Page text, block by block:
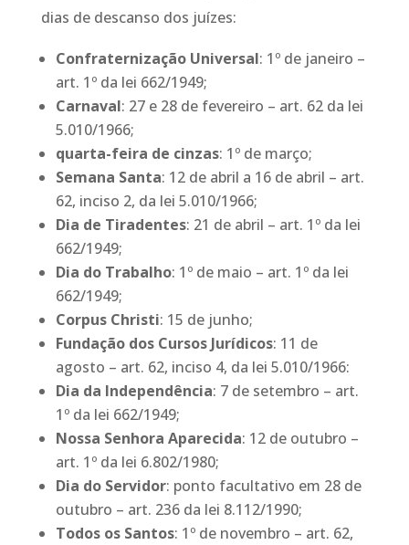
dias de descanso dos juízes:
Confraternização Universal: 1º de janeiro –
art. 1º da lei 662/1949;
Carnaval: 27 e 28 de fevereiro – art. 62 da lei
5.010/1966;
quarta-feira de cinzas: 1º de março;
Semana Santa: 12 de abril a 16 de abril – art.
62, inciso 2, da lei 5.010/1966;
Dia de Tiradentes: 21 de abril – art. 1º da lei
662/1949;
Dia do Trabalho: 1º de maio – art. 1º da lei
662/1949;
Corpus Christi: 15 de junho;
Fundação dos Cursos Jurídicos: 11 de
agosto – art. 62, inciso 4, da lei 5.010/1966:
Dia da Independência: 7 de setembro – art.
1º da lei 662/1949;
Nossa Senhora Aparecida: 12 de outubro –
art. 1º da lei 6.802/1980;
Dia do Servidor: ponto facultativo em 28 de
outubro – art. 236 da lei 8.112/1990;
Todos os Santos: 1º de novembro – art. 62,